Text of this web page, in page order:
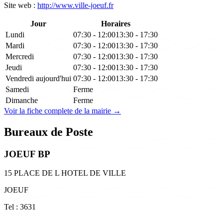
Site web : http://www.ville-joeuf.fr
Jour
Horaires
Lundi
07:30 - 12:0013:30 - 17:30
Mardi
07:30 - 12:0013:30 - 17:30
Mercredi
07:30 - 12:0013:30 - 17:30
Jeudi
07:30 - 12:0013:30 - 17:30
Vendredi aujourd'hui 07:30 - 12:0013:30 - 17:30
Samedi
Ferme
Dimanche
Ferme
Voir la fiche complete de la mairie →
Bureaux de Poste
JOEUF BP
15 PLACE DE L HOTEL DE VILLE
JOEUF
Tel : 3631